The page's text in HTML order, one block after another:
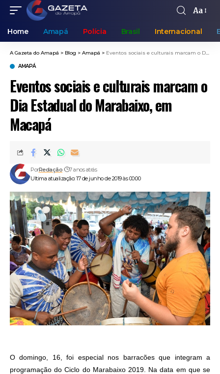
Aa
Home Amapá Polícia Brasil Internacional
A Gazeta do Amapá > Blog > Amapá > Eventos sociais e culturais marcam o Dia Estadual do Marabaixo, em Macapá
AMAPÁ
Eventos sociais e culturais marcam o
Dia Estadual do Marabaixo, em
Macapá
Ultima atualização: 17 de junho de 2019 às 00:00
PorRedação 7 anos atrás
O domingo, 16, foi especial nos barracões que integram a
programação do Ciclo do Marabaixo 2019. Na data em que se